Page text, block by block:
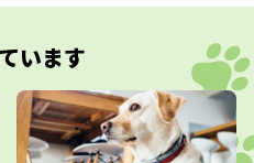
います